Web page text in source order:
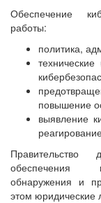
Обеспечение
работы:
политика,
повышение
выявление
обеспечения
обнаружения и
этом юридические